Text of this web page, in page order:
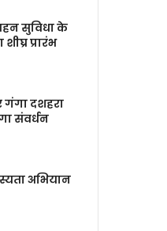
सुविधा के
प्रारंभ
गंगा दशहरा
संवर्धन
अभियान